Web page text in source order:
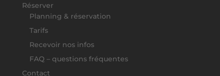
Réserver
Planning & réservation
Tarifs
Recevoir nos infos
FAQ – questions fréquentes
Contact